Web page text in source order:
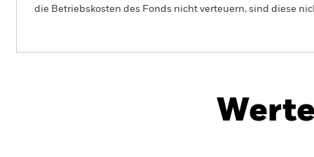
die Betriebskosten des Fonds nicht verteuern, sind diese
Wertentwicklung